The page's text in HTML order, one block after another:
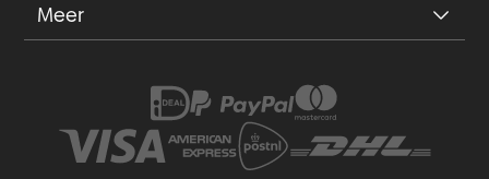
Meer